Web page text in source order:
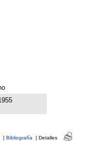
| Bibliografía | Detalles